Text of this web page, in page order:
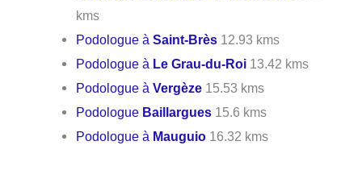
kms
Podologue àSaint-Brès 12.93 kms
Podologue à Le Grau-du-Roi 13.42 kms
Podologue àVergèze 15.53 kms
Podologue Baillargues 15.6 kms
Podologue à Mauguio 16.32 kms